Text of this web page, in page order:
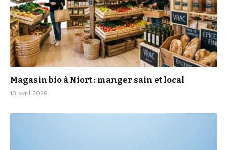
Magasin bio à Niort : manger sain et local
10 avril 2026